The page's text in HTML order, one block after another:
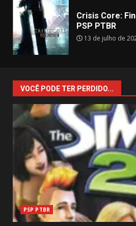
Crisis Core:
PSP PTBR
13 de julho de
VOCÊ PODE TER PERDIDO...
PSP PTBR